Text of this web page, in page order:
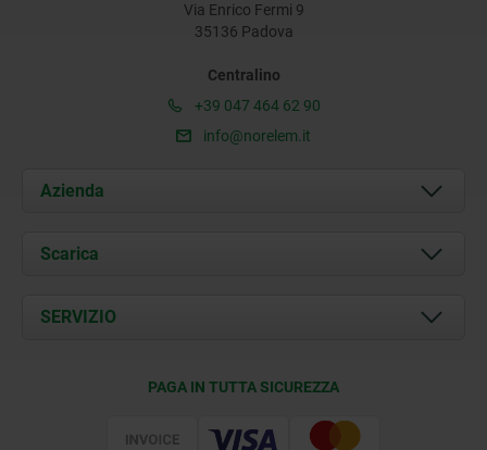
Via Enrico Fermi 9
35136 Padova
Centralino
+39 047 464 62 90
info@norelem.it
Azienda
Chi siamo
Contatti
Scarica
Documents
SERVIZIO
PAGA IN TUTTA SICUREZZA